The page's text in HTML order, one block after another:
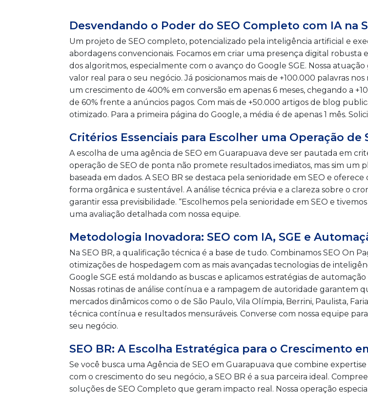
Desvendando o Poder do SEO Completo com IA na
Um projeto de SEO completo, potencializado pela inteligência artificial e
abordagens convencionais. Focamos em criar uma presença digital robusta
dos algoritmos, especialmente com o avanço do Google SGE. Nossa
valor real para o seu negócio. Já posicionamos mais de +100.000 palavras
um crescimento de 400% em conversão em apenas 6 meses, chegando a
de 60% frente a anúncios pagos. Com mais de +50.000 artigos de blog
otimizado. Para a primeira página do Google, a média é de apenas 1 mês.
Critérios Essenciais para Escolher uma Operação de
A escolha de uma agência de SEO em Guarapuava deve ser pautada em
operação de SEO de ponta não promete resultados imediatos, mas sim
baseada em dados. A SEO BR se destaca pela senioridade em SEO e
forma orgânica e sustentável. A análise técnica prévia e a clareza sobre o
garantir essa previsibilidade. “Escolhemos pela senioridade em SEO e
uma avaliação detalhada com nossa equipe.
Metodologia Inovadora: SEO com IA, SGE e
Na SEO BR, a qualificação técnica é a base de tudo. Combinamos SEO On
otimizações de hospedagem com as mais avançadas tecnologias de
Google SGE está moldando as buscas e aplicamos estratégias de
Nossas rotinas de análise contínua e a rampagem de autoridade garantem
mercados dinâmicos como o de São Paulo, Vila Olímpia, Berrini, Paulista,
técnica contínua e resultados mensuráveis. Converse com nossa equipe
seu negócio.
SEO BR: A Escolha Estratégica para o Crescimento
Se você busca uma Agência de SEO em Guarapuava que combine
com o crescimento do seu negócio, a SEO BR é a sua parceira ideal.
soluções de SEO Completo que geram impacto real. Nossa operação